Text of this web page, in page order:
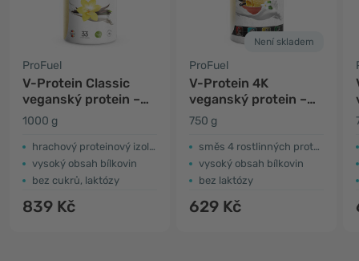
ProFuel
V-Protein Classic
veganský protein –
vanilka
1000 g
hrachový proteinový izolát
vysoký obsah bílkovin
bez cukrů, laktózy
839 Kč
Není skladem
ProFuel
V-Protein 4K
veganský protein –
vanilková zmrzlina
750 g
směs 4 rostlinných proteinů
vysoký obsah bílkovin
bez laktózy
629 Kč